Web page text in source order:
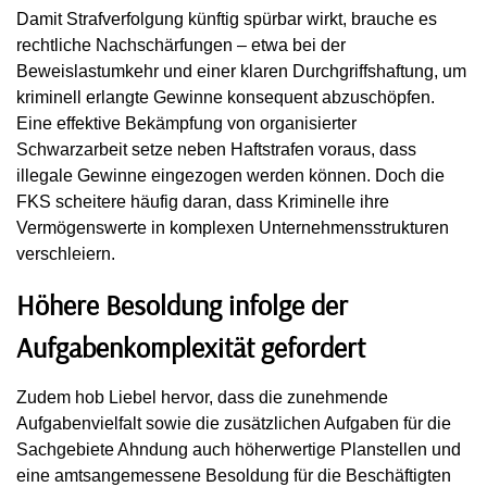
Damit Strafverfolgung künftig spürbar wirkt, brauche es
rechtliche Nachschärfungen – etwa bei der
Beweislastumkehr und einer klaren Durchgriffshaftung, um
kriminell erlangte Gewinne konsequent abzuschöpfen.
Eine effektive Bekämpfung von organisierter
Schwarzarbeit setze neben Haftstrafen voraus, dass
illegale Gewinne eingezogen werden können. Doch die
FKS scheitere häufig daran, dass Kriminelle ihre
Vermögenswerte in komplexen Unternehmensstrukturen
verschleiern.
Höhere Besoldung infolge der
Aufgabenkomplexität gefordert
Zudem hob Liebel hervor, dass die zunehmende
Aufgabenvielfalt sowie die zusätzlichen Aufgaben für die
Sachgebiete Ahndung auch höherwertige Planstellen und
eine amtsangemessene Besoldung für die Beschäftigten